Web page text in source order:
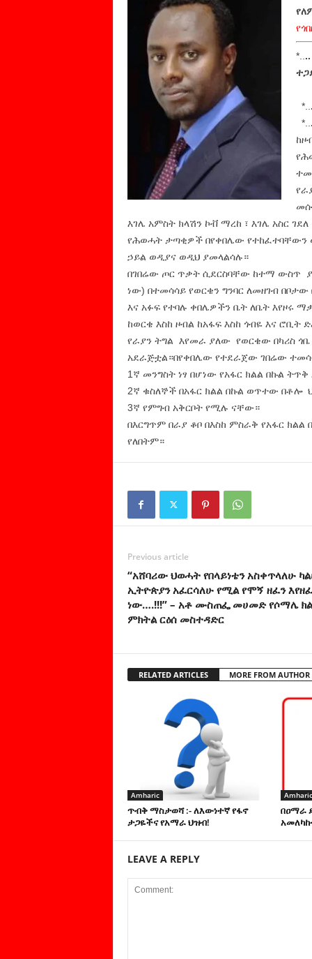
*..
*..
*..
እገሌ አምስት ክላሽን ኮቭ ማረከ ፣ እገሌ አስር
የሕወሓት ታጣቂዎች በየቀበሌው የተከፈተባቸውን
ኃይል ወዲያና ወዲህ ያመላልሳሉ።
በገበሬው ጦር ጥቃት ሲደርስባቸው ከተማ ውስጥ
ነው) በተመሳሳይ የወርቄን ግንባር ለመዘገብ
እና አፉፍ የተባሉ ቀበሌዎችን ቤት ለቤት እየዞሩ
ከወርቄ እስከ ዞብል ከአፋፍ እስከ ጎብዬ እና
የራያን ትግል እየመራ ያለው የወርቄው በካሪስ
አደራጅቷል።በየቀበሌው የተደራጀው ገበሬው
1ኛ መንግስት ነፃ በሆነው የአፋር ክልል በኩል
2ኛ ቁስለኞች በአፋር ክልል በኩል ወጥተው በቶሎ
3ኛ የምግብ አቅርቦት የሚሉ ናቸው።
በእርግጥም በራያ ቆቦ በእስከ ምስራቅ የአፋር
የለበትም።
Previous article
“አሸባሪው ህወሓት የበላይነቴን አስቀጥላለሁ
ኢትዮጵያን አፈርሳለሁ የሚል የሞኝ ዘፈን
ነው….!!!” – አቶ ሙስጠፌ መሀመድ የሶማሌ
ምክትል ርዕሰ መስተዳድር
RELATED ARTICLES MORE FROM AUTHOR
Amharic
ጥብቅ ማስታወሻ :- ለእውነተኛ የፋኖ
ታጋዬችና የአማራ ህዝብ!
Amharic
በዐማራ
LEAVE A REPLY